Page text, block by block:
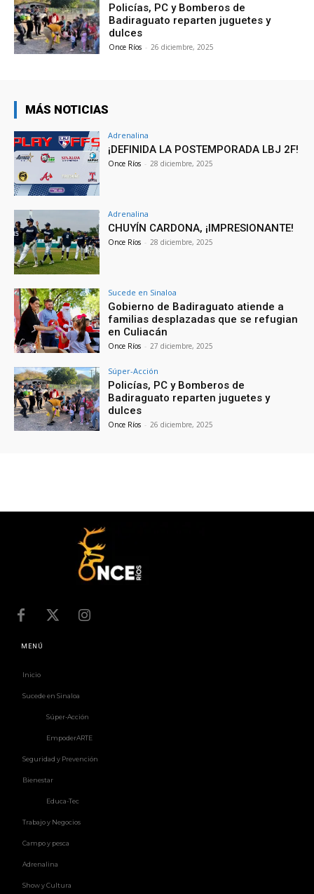
Policías, PC y Bomberos de
Badiraguato reparten juguetes y
dulces
Once Ríos - 26 diciembre, 2025
MÁS NOTICIAS
Adrenalina
¡DEFINIDA LA POSTEMPORADA LBJ 2F!
Once Ríos - 28 diciembre, 2025
Adrenalina
CHUYÍN CARDONA, ¡IMPRESIONANTE!
Once Ríos - 28 diciembre, 2025
Sucede en Sinaloa
Gobierno de Badiraguato atiende a
familias desplazadas que se refugian
en Culiacán
Once Ríos - 27 diciembre, 2025
Súper-Acción
Policías, PC y Bomberos de
Badiraguato reparten juguetes y
dulces
Once Ríos - 26 diciembre, 2025
MENÚ
Inicio
Sucede en Sinaloa
Súper-Acción
EmpoderARTE
Seguridad y Prevención
Bienestar
Educa-Tec
Trabajo y Negocios
Campo y pesca
Adrenalina
Show y Cultura